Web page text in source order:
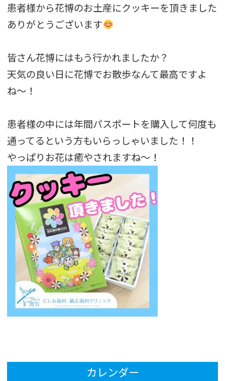
患者様から花博のお土産にクッキーを頂きました
ありがとうございます‍
皆さん花博にはもう行かれましたか？
天気の良い日に花博でお散歩なんて最高ですよ
ね〜！
患者様の中には年間パスポートを購入して何度も
通ってるという方もいらっしゃいました！！
やっぱりお花は癒やされますね〜！
カレンダー